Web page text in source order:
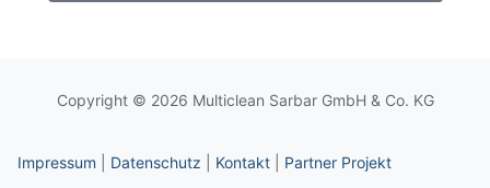
Copyright © 2026 Multiclean Sarbar GmbH & Co. KG
Impressum Datenschutz Kontakt Partner Projekt